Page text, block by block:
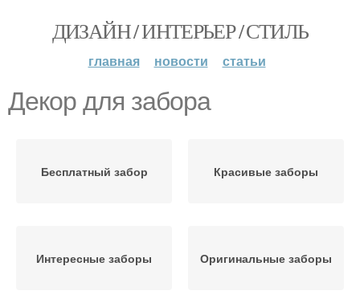
ДИЗАЙН / ИНТЕРЬЕР / СТИЛЬ
главная новости статьи
Декор для забора
Бесплатный забор Красивые заборы
Интересные заборы Оригинальные заборы